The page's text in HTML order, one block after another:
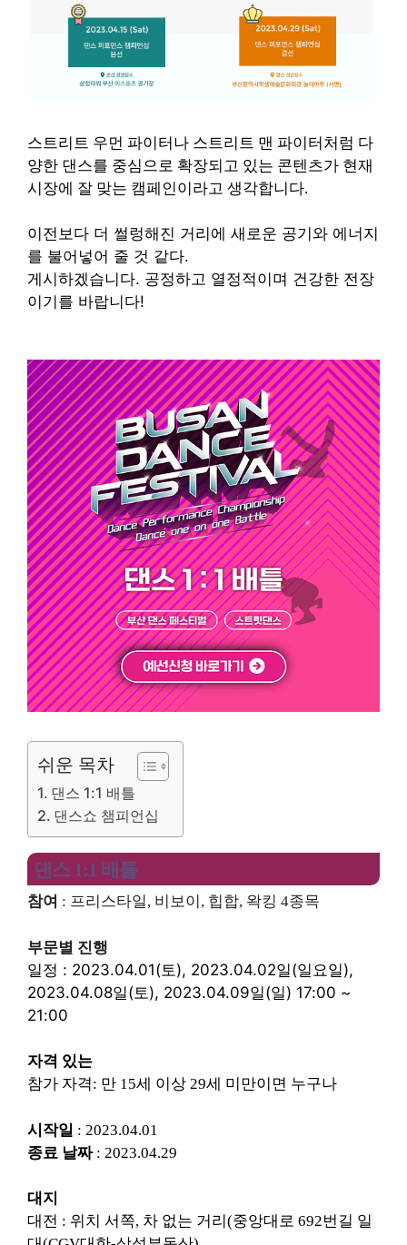
스트리트 우먼 파이터나 스트리트 맨 파이터처럼 다
양한 댄스를 중심으로 확장되고 있는 콘텐츠가 현재
시장에 잘 맞는 캠페인이라고 생각합니다.
이전보다 더 썰렁해진 거리에 새로운 공기와 에너지
를 불어넣어 줄 것 같다.
게시하겠습니다. 공정하고 열정적이며 건강한 전장
이기를 바랍니다!
쉬운 목차
댄스 1:1 배틀
댄스쇼 챔피언십
댄스 1:1 배틀
참여 : 프리스타일, 비보이, 힙합, 왁킹 4종목
부문별 진행
일정 : 2023.04.01(토), 2023.04.02일(일요일),
2023.04.08일(토), 2023.04.09일(일) 17:00 ~
21:00
자격 있는
참가 자격: 만 15세 이상 29세 미만이면 누구나
시작일 : 2023.04.01
종료 날짜: 2023.04.29
대지
대전 : 위치 서쪽, 차 없는 거리(중앙대로 692번길 일